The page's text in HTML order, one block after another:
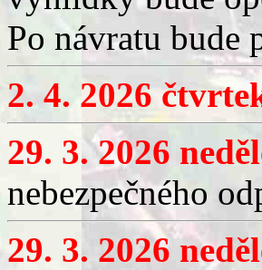
Po návratu bude
2. 4. 2026
29. 3. 2026
nebezpečného
29. 3. 2026